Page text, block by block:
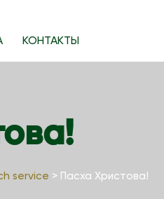
КОНТАКТЫ
service > Пасха Христова!